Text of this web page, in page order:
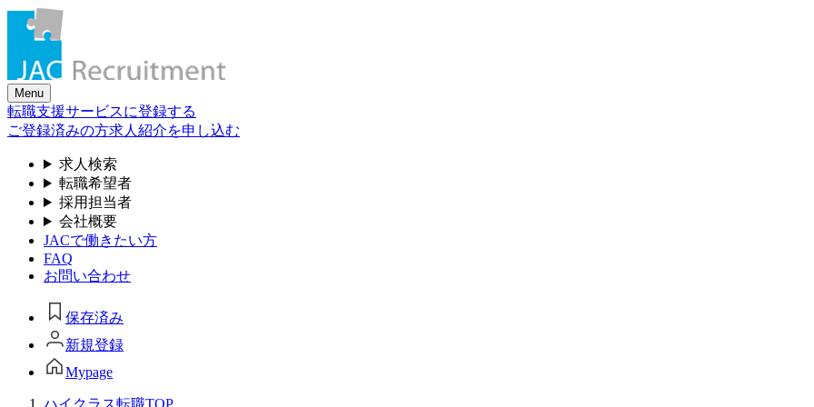
Skip
content
Menu
転職支援サービスに登録する
ご登録済みの方求人紹介を申し込む
求人検索
転職希望者
採用担当者
会社概要
JACで働きたい方
FAQ
お問い合わせ
保存済み
新規登録
Mypage
ハイクラス転職TOP